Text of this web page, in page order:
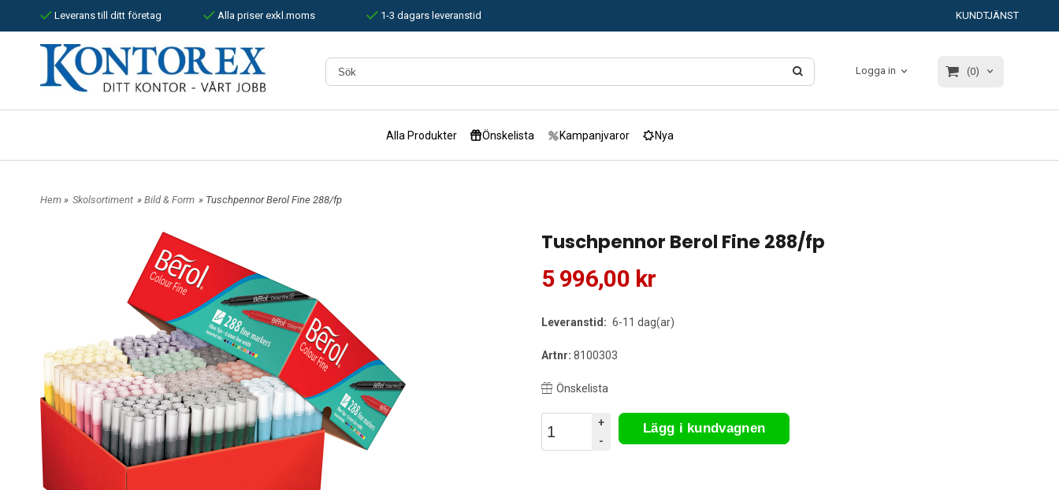
Leverans till ditt företag Alla priser exkl.moms 1-3 dagars leveranstid KUNDTJÄNST
Logga in (0)
Alla Produkter Önskelista Kampanjvaror Nya
Hem » Skolsortiment » Bild & Form » Tuschpennor Berol Fine 288/fp
Tuschpennor Berol Fine 288/fp
5 996,00 kr
Leveranstid: 6-11 dag(ar)
Artnr: 8100303
Önskelista
+
-
Lägg i kundvagnen